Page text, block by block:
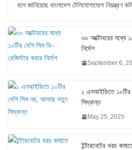
বলে জানিয়েছে বাংলাদেশ টেলিযোগাযোগ নিয়ন্ত্রণ
৩০ অক্টোবরের মধ্যে
নির্দেশ
September 6,
১ এনআইডিতে
সিদ্ধান্ত
May 25, 2025
ইন্টারনেটের খরচ